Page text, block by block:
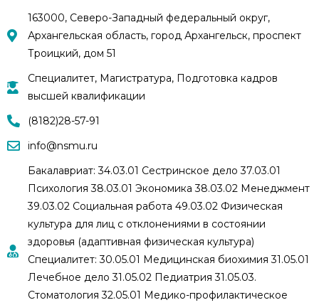
163000, Северо-Западный федеральный округ,
Архангельская область, город Архангельск, проспект
Троицкий, дом 51
Специалитет, Магистратура, Подготовка кадров
высшей квалификации
(8182)28-57-91
info@nsmu.ru
Бакалавриат: 34.03.01 Сестринское дело 37.03.01
Психология 38.03.01 Экономика 38.03.02 Менеджмент
39.03.02 Социальная работа 49.03.02 Физическая
культура для лиц с отклонениями в состоянии
здоровья (адаптивная физическая культура)
Специалитет: 30.05.01 Медицинская биохимия 31.05.01
Лечебное дело 31.05.02 Педиатрия 31.05.03.
Стоматология 32.05.01 Медико-профилактическое